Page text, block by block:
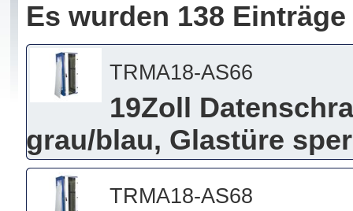
Es wurden 138
TRMA18-AS66
19Zoll
grau/blau, Glastüre
TRMA18-AS68